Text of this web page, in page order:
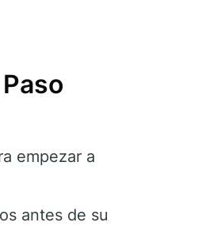
empezar a
antes de su